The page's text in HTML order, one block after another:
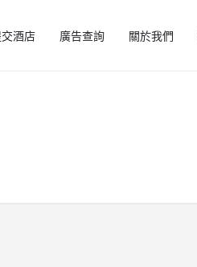
酒店 廣告查詢 關於我們